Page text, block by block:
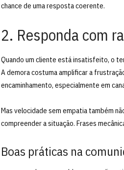
chance de uma resposta coerente.
2. Responda com
Quando um cliente está insatisfeito, o
A demora costuma amplificar a
encaminhamento, especialmente em
Mas velocidade sem empatia também
compreender a situação. Frases
Boas práticas na